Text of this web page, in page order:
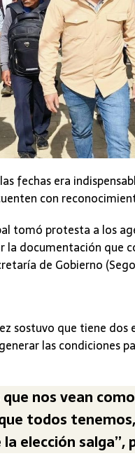
fechas era
con
tomó protesta a los
documentación que
de Gobierno
sostuvo que tiene dos
las condiciones
nos vean
todos
la elección salga”,